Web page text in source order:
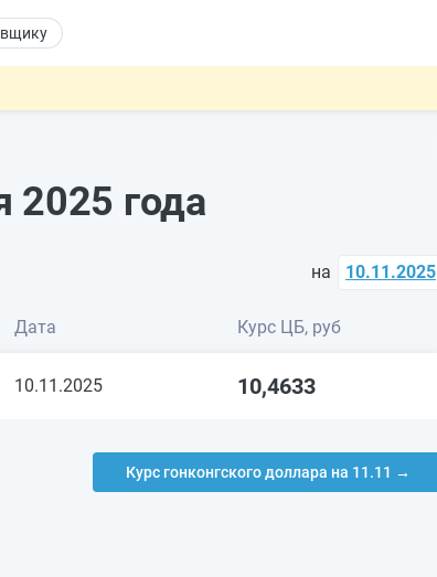
2025 года
на 10.11.2025
Дата Курс ЦБ, руб
10.11.2025 10,4633
Курс гонконгского доллара на 11.11 →